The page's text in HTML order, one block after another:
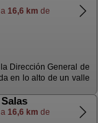
a 16,6 km de
Dirección General de
en lo alto de un valle
a 16,6 km de